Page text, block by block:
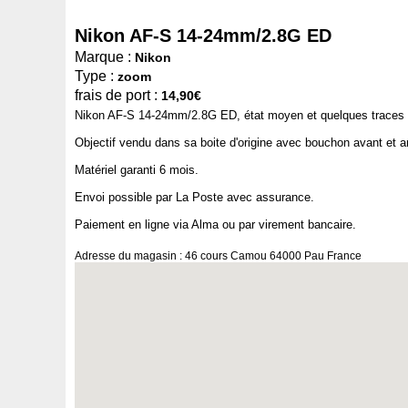
Nikon AF-S 14-24mm/2.8G ED
Marque : Nikon
Type : zoom
frais de port : 14,90€
Nikon AF-S 14-24mm/2.8G ED, état moyen et quelques traces
Objectif vendu dans sa boite d'origine avec bouchon avant et
Matériel garanti 6 mois.
Envoi possible par La Poste avec assurance.
Paiement en ligne via Alma ou par virement bancaire.
Adresse du magasin : 46 cours Camou 64000 Pau France